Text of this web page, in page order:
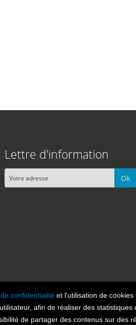
confidentialitéet l'utilisation de cookies
afin de réaliser des
de partager des contenus sur des
Lettre d'information
Ok
tous droits réservés.